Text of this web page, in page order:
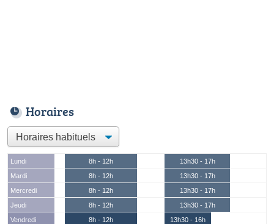
Horaires
Lundi 8h - 12h
13h30 - 17h
Mardi
8h - 12h
13h30 - 17h
Mercredi
8h - 12h
13h30 - 17h
Jeudi
8h - 12h
13h30 - 17h
Vendredi
8h - 12h
13h30 - 16h